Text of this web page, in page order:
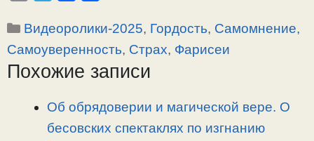
p
y
L
l
e
g
a
c
e
b
o
п
р
а
Рубрики
Видеоролики-2025, Гордость, Самомнение,
Самоуверенность, Страх, Фарисеи
Похожие записи
Об обрядоверии и магической вере. О
бесовских спектаклях по изгнанию